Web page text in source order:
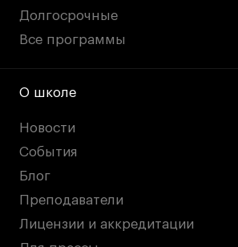
Долгосрочные
Все программы
О школе
Новости
События
Блог
Преподаватели
Лицензии и аккредитации